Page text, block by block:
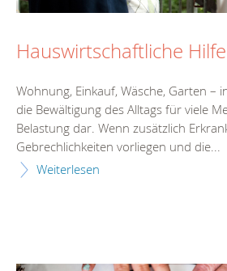
Hauswirtschaftliche
Wohnung, Einkauf, Wäsche, Garten –
die Bewältigung des Alltags für viele
Belastung dar. Wenn zusätzlich
Gebrechlichkeiten vorliegen und die...
Weiterlesen